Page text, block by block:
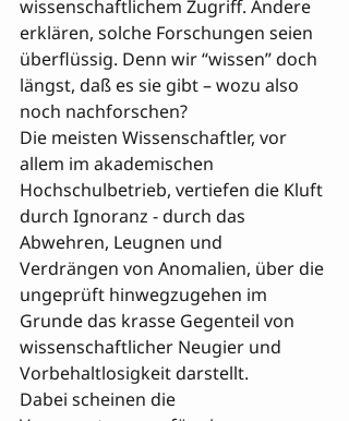
wissenschaftlichem Zugriff. Andere
erklären, solche Forschungen seien
überflüssig. Denn wir “wissen” doch
längst, daß es sie gibt – wozu also
noch nachforschen?
Die meisten Wissenschaftler, vor
allem im akademischen
Hochschulbetrieb, vertiefen die Kluft
durch Ignoranz - durch das
Abwehren, Leugnen und
Verdrängen von Anomalien, über die
ungeprüft hinwegzugehen im
Grunde das krasse Gegenteil von
wissenschaftlicher Neugier und
Vorbehaltlosigkeit darstellt.
Dabei scheinen die